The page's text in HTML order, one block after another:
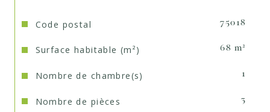
Code postal 75018
Surface habitable (m²) 68 m²
Nombre de chambre(s) 1
Nombre de pièces 3